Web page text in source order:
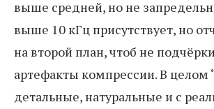
выше средней, но не
выше 10 кГц присутствует, но
на второй план, чтоб не
артефакты компрессии. В целом
детальные, натуральные и с